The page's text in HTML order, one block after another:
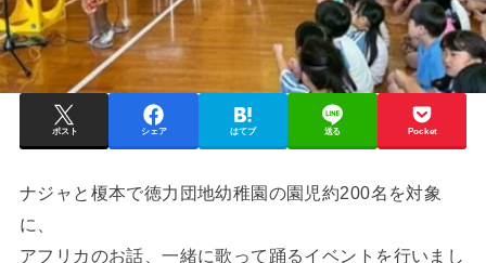
ポスト シェア はてブ 送る Pocket
ナジャと榎本で徳力団地幼稚園の園児約200名を対象
に、
アフリカのお話、一緒に歌って踊るイベントを行いまし